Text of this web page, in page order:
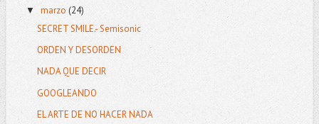
▼ marzo (24)
SECRET SMILE.- Semisonic
ORDEN Y DESORDEN
NADA QUE DECIR
GOOGLEANDO
EL ARTE DE NO HACER NADA